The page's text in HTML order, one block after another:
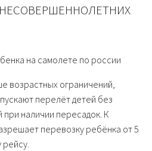
возрастных ограничений,
перелёт детей без
наличии пересадок. К
перевозку ребёнка от 5
рейсу.